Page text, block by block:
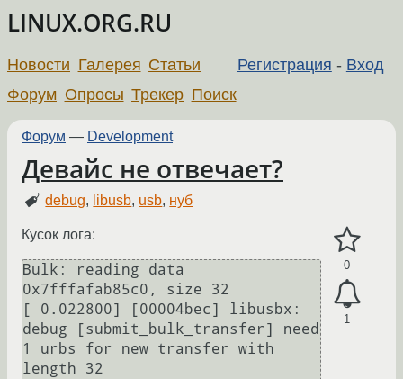
LINUX.ORG.RU
Регистрация - Вход
Новости Галерея Статьи
Форум Опросы Трекер Поиск
Форум — Development
Девайс не отвечает?
debug, libusb, usb, нуб
0
1
Кусок лога:
Bulk: reading data
0x7fffafab85c0, size 32
[ 0.022800] [00004bec] libusbx:
debug [submit_bulk_transfer] need
1 urbs for new transfer with
length 32